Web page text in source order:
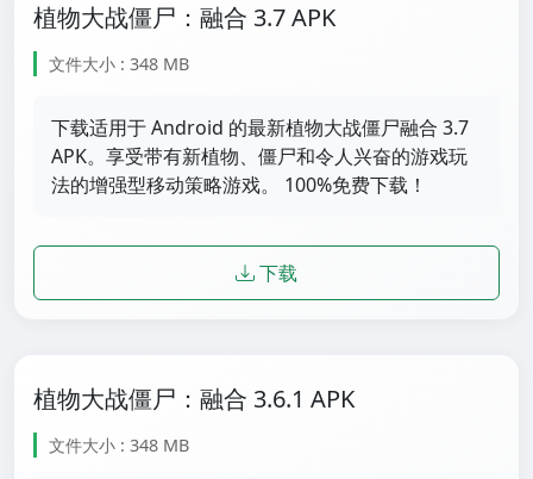
植物大战僵尸：融合 3.7 APK
文件大小 : 348 MB
下载适用于 Android 的最新植物大战僵尸融合 3.7
APK。享受带有新植物、僵尸和令人兴奋的游戏玩
法的增强型移动策略游戏。 100%免费下载！
下载
植物大战僵尸：融合 3.6.1 APK
文件大小 : 348 MB